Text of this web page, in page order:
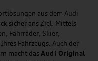
aus dem Audi
sicher ans Ziel. Mittels
Fahrräder, Skier,
Fahrzeugs. Auch der
macht dasAudi Original